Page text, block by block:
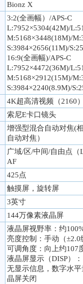
Bionz X
3:2(全画幅）/APS-C
L:7952×5304(42M)/
M:5168×3448(18M)/
S:3984×2656(11M)/
16:9(全画幅)/APS-C
L:7952×4472(36M)/
M:5168×2912(15M)/
S:3984×2240(8.9M)/
4K超高清视频（2160
索尼E卡口镜头
增强型混合自动对焦(
自动对焦）
广域/区/中间/自由点
AF
425点
触摸屏，旋转屏
3英寸
144万像素液晶屏
液晶屏视野率：约
亮度控制：手动（
可调角度：向上约107
液晶屏显示（DISP）
无显示信息，数字水
晶屏关闭